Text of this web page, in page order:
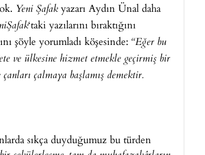
Yeni Şafakyazarı Aydın Ünal daha
Şafak‘taki yazılarını bıraktığını
şöyle yorumladı köşesinde: “Eğer bu
ve ülkesine hizmet etmekle geçirmiş bir
çalmaya başlamış demektir.
sıkça duyduğumuz bu türden